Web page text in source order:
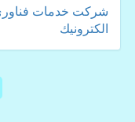
شركت خدمات
الكترونیك